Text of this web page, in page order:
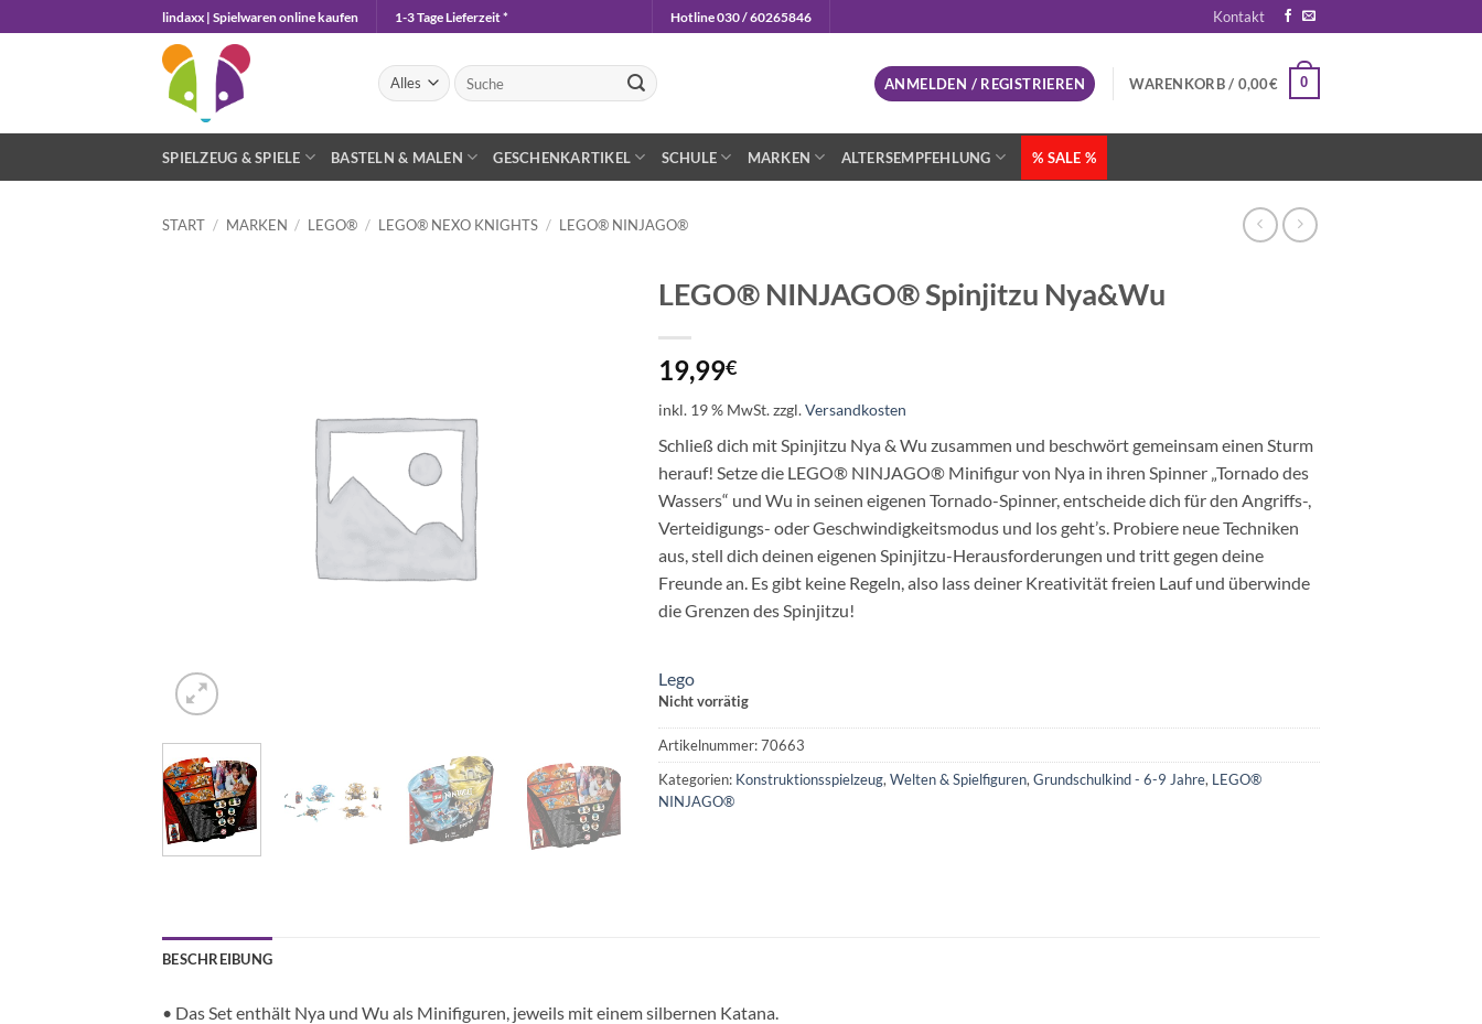
Inhalt
lindaxx | Spielwaren online kaufen 1-3 Tage Lieferzeit * Hotline 030 / 60265846 Kontakt
Suchen
nach:
ANMELDEN / REGISTRIEREN WARENKORB / 0,00€ 0
SPIELZEUG & SPIELE BASTELN & MALEN GESCHENKARTIKEL SCHULE MARKEN ALTERSEMPFEHLUNG % SALE %
START / MARKEN / LEGO® / LEGO® NEXO KNIGHTS / LEGO® NINJAGO®
LEGO® NINJAGO® Spinjitzu Nya&Wu
19,99€
inkl. 19 % MwSt.zzgl.Versandkosten
Schließ dich mit Spinjitzu Nya & Wu zusammen und beschwört gemeinsam einen Sturm
herauf! Setze die LEGO® NINJAGO® Minifigur von Nya in ihren Spinner „Tornado des
Wassers“ und Wu in seinen eigenen Tornado-Spinner, entscheide dich für den Angriffs-,
Verteidigungs- oder Geschwindigkeitsmodus und los geht’s. Probiere neue Techniken
aus, stell dich deinen eigenen Spinjitzu-Herausforderungen und tritt gegen deine
Freunde an. Es gibt keine Regeln, also lass deiner Kreativität freien Lauf und überwinde
die Grenzen des Spinjitzu!
Lego
Nicht vorrätig
Artikelnummer:70663
Kategorien: Konstruktionsspielzeug, Welten & Spielfiguren, Grundschulkind - 6-9 Jahre, LEGO®
NINJAGO®
BESCHREIBUNG
• Das Set enthält Nya und Wu als Minifiguren, jeweils mit einem silbernen Katana.